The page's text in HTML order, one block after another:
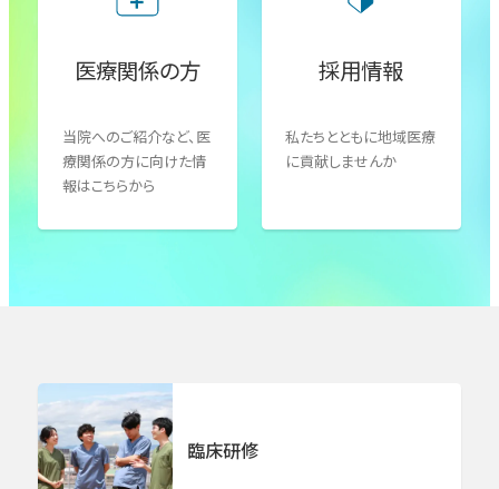
医療関係の方
当院へのご紹介など、医
療関係の方に向けた情
報はこちらから
採用情報
私たちとともに地域医療
に貢献しませんか
臨床研修